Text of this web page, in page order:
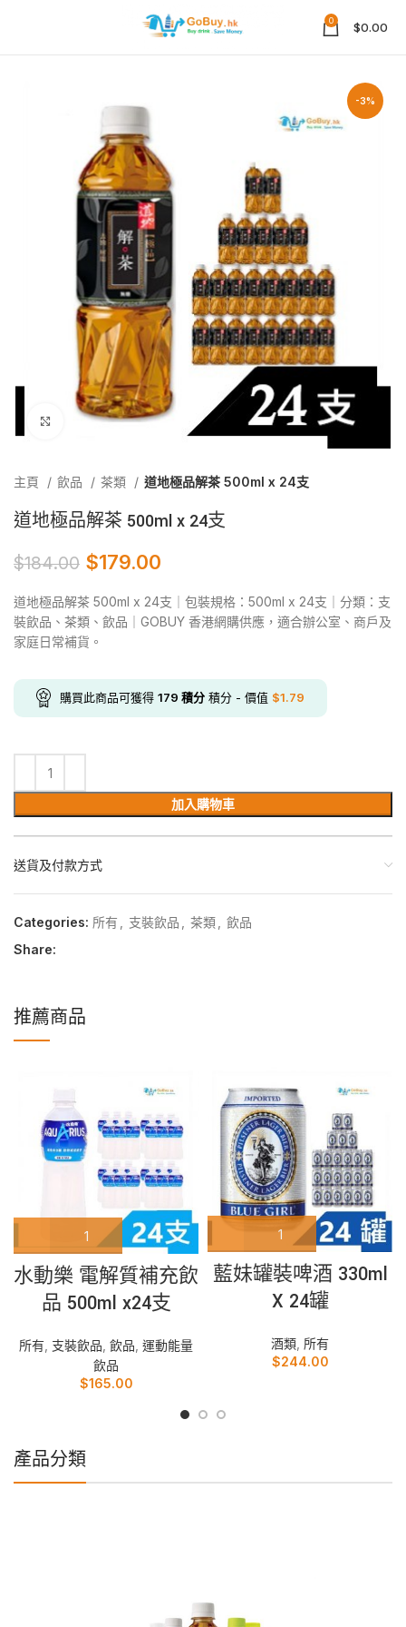
0 $0.00
-3%
Click to enlarge
主頁 飲品 茶類 道地極品解茶 500ml x 24支
道地極品解茶 500ml x 24支
$184.00 $179.00
道地極品解茶 500ml x 24支｜包裝規格：500ml x 24支｜分類：支
裝飲品、茶類、飲品｜GOBUY 香港網購供應，適合辦公室、商戶及
家庭日常補貨。
購買此商品可獲得 179 積分 積分 - 價值 $1.79
加入購物車
送貨及付款方式
Categories: 所有 , 支裝飲品 , 茶類, 飲品
Share:
推薦商品
水動樂 電解質補充飲
品 500ml x24支
所有, 支裝飲品, 飲品, 運動能量
飲品
$165.00
藍妹罐裝啤酒 330ml
X 24罐
酒類, 所有
$244.00
產品分類